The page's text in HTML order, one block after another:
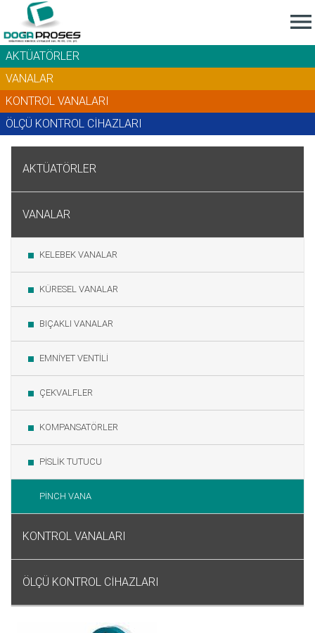

AKTÜATÖRLER
VANALAR
KONTROL VANALARI
ÖLÇÜ KONTROL CİHAZLARI
AKTÜATÖRLER
VANALAR
KELEBEK VANALAR
KÜRESEL VANALAR
BIÇAKLI VANALAR
EMNİYET VENTİLİ
ÇEKVALFLER
KOMPANSATÖRLER
PİSLİK TUTUCU
PİNCH VANA
KONTROL VANALARI
ÖLÇÜ KONTROL CİHAZLARI